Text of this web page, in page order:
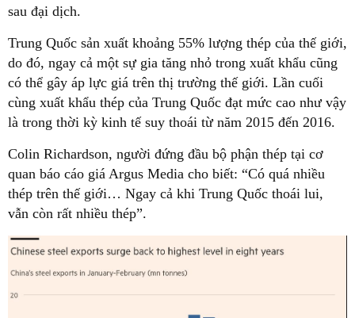
sau đại dịch.
Trung Quốc sản xuất khoảng 55% lượng thép của thế giới,
do đó, ngay cả một sự gia tăng nhỏ trong xuất khẩu cũng
có thể gây áp lực giá trên thị trường thế giới. Lần cuối
cùng xuất khẩu thép của Trung Quốc đạt mức cao như vậy
là trong thời kỳ kinh tế suy thoái từ năm 2015 đến 2016.
Colin Richardson, người đứng đầu bộ phận thép tại cơ
quan báo cáo giá Argus Media cho biết: “Có quá nhiều
thép trên thế giới… Ngay cả khi Trung Quốc thoái lui,
vẫn còn rất nhiều thép”.